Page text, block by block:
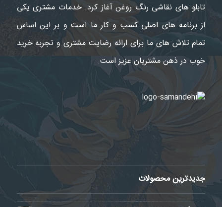
تابلو های نقاشی رنگ روغن آغاز کرد. خدمات مشتری یکی
از برنامه های اصلی کسب و کار ما است و بر این اساس
تمام تلاش های ما برای ارائه رضایت مشتری و تجربه خرید
خوب در ذهن مشتریان عزیز است.
جدیدترین محصولات